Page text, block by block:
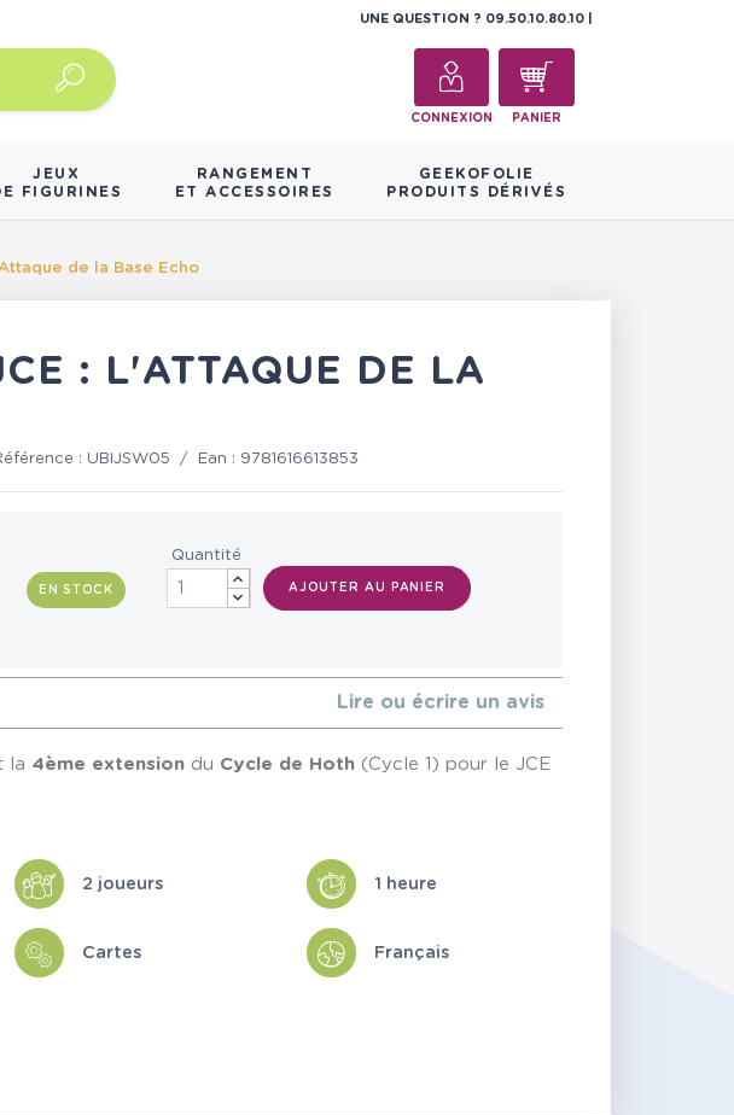
UNE QUESTION ? 09.50.10.80.10
CONNEXION PANIER
JEUX
FIGURINES
RANGEMENT
ET ACCESSOIRES
GEEKOFOLIE
PRODUITS DÉRIVÉS
de la Base Echo
: L'ATTAQUE DE LA
: UBIJSW05 / Ean : 9781616613853
EN STOCK
Quantité
AJOUTER AU PANIER
Lire ou écrire un avis
la 4ème extension du Cycle de Hoth (Cycle 1) pour le JCE
2 joueurs 1 heure
Cartes Français